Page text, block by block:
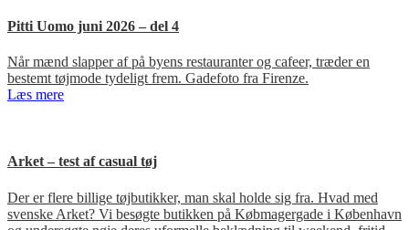
Pitti Uomo juni 2026 – del 4
Når mænd slapper af på byens restauranter og cafeer, træder en
bestemt tøjmode tydeligt frem. Gadefoto fra Firenze.
Læs mere
Arket – test af casual tøj
Der er flere billige tøjbutikker, man skal holde sig fra. Hvad med
svenske Arket? Vi besøgte butikken på Købmagergade i København